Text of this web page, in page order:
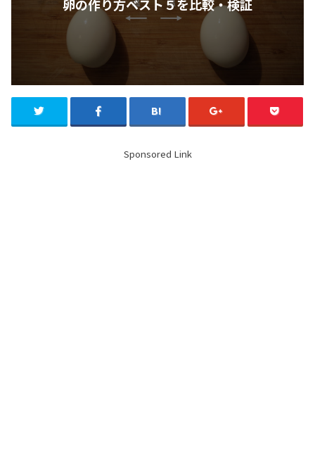
卵の作り方ベスト５を比較・検証
Sponsored Link